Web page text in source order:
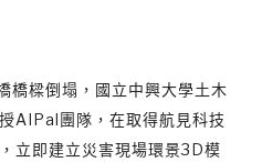
橋樑倒塌，國立中興大學土木
AIPal團隊，在取得航見科技
立即建立災害現場環景3D模